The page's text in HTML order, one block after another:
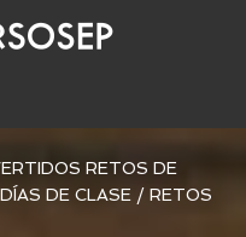
RETOS DE
DE CLASE / RETOS